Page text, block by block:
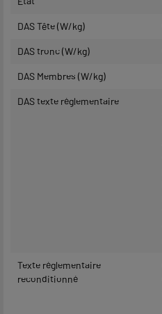
DAS Tête (W/kg)
DAS tronc (W/kg)
DAS Membres (W/kg)
DAS texte réglementaire
Texte réglementaire
reconditionné